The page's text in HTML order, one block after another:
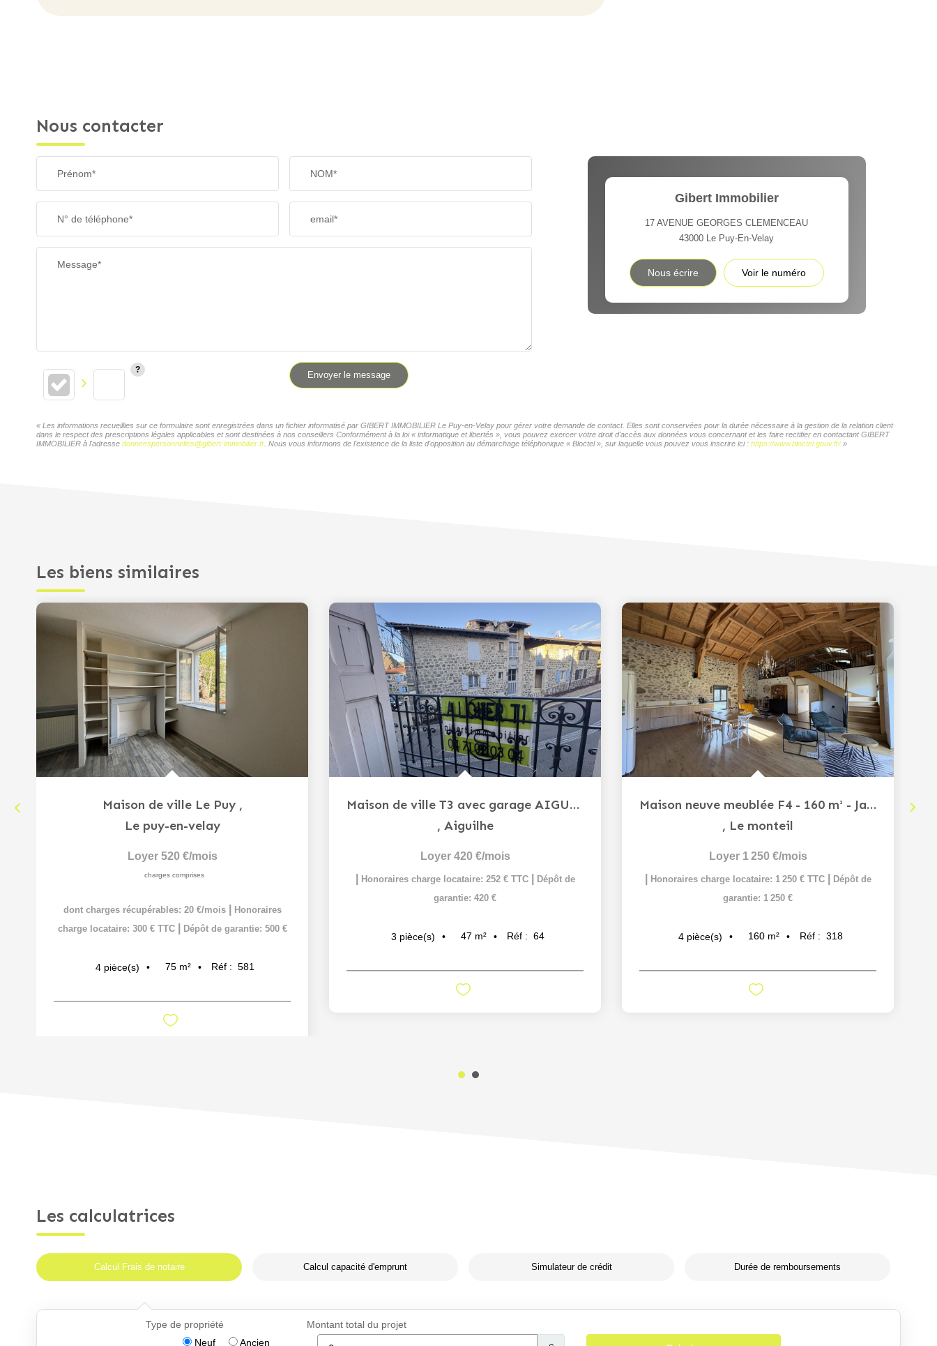
Nous contacter
Prénom* NOM*
N° de téléphone* email*
Message*
Envoyer le message
Gibert Immobilier
17 AVENUE GEORGES CLEMENCEAU
43000 Le Puy-En-Velay
Nous écrire Voir le numéro
« Les informations recueillies sur ce formulaire sont enregistrées dans un fichier informatisé par GIBERT IMMOBILIER Le Puy-en-Velay pour gérer votre demande de contact. Elles sont conservées pour la durée nécessaire à la gestion de la relation client
dans le respect des prescriptions légales applicables et sont destinées à nos conseillers Conformément à la loi « informatique et libertés », vous pouvez exercer votre droit d'accès aux données vous concernant et les faire rectifier en contactant GIBERT
IMMOBILIER à l'adresse donneespersonnelles@gibert-immobilier.fr . Nous vous informons de l'existence de la liste d'opposition au démarchage téléphonique « Bloctel », sur laquelle vous pouvez vous inscrire ici : https://www.bloctel.gouv.fr/»
Les biens similaires
Maison de ville Le Puy ,
Le puy-en-velay
Loyer 520 €/mois
charges comprises
dont charges récupérables: 20 €/mois
Honoraires
charge locataire: 300 € TTC
Dépôt de garantie: 500 €
4 pièce(s) 75 m² Réf : 581
Maison de ville T3 avec garage AIGUILHE
, Aiguilhe
Loyer 420 €/mois
Honoraires charge locataire: 252 € TTC
Dépôt de
garantie: 420 €
3 pièce(s) 47 m² Réf : 64
Maison neuve meublée F4 - 160 m² - Jardin et garage , Le...
, Le monteil
Loyer 1 250 €/mois
Honoraires charge locataire: 1 250 € TTC
Dépôt de
garantie: 1 250 €
4 pièce(s) 160 m² Réf : 318
Les calculatrices
Calcul Frais de notaire Calcul capacité d'emprunt Simulateur de crédit Durée de remboursements